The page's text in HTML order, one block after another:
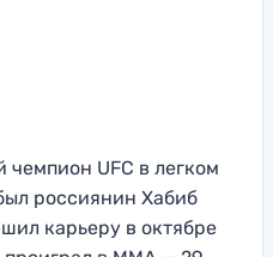
UFC в легком
россиянин Хабиб
карьеру в октябре